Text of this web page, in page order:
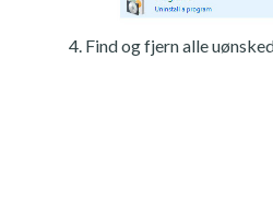
Find og fjern alle